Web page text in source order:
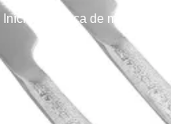
Início Louça de mesa →